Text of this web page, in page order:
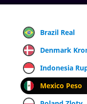
Brazil Real
Denmark
Indonesia
Mexico Peso